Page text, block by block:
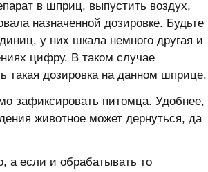
в шприц, выпустить воздух,
назначенной дозировке. Будьте
у них шкала немного другая и
цифру. В таком случае
такая дозировка на данном шприце.
зафиксировать питомца. Удобнее,
животное может дернуться, да
а если и обрабатывать то